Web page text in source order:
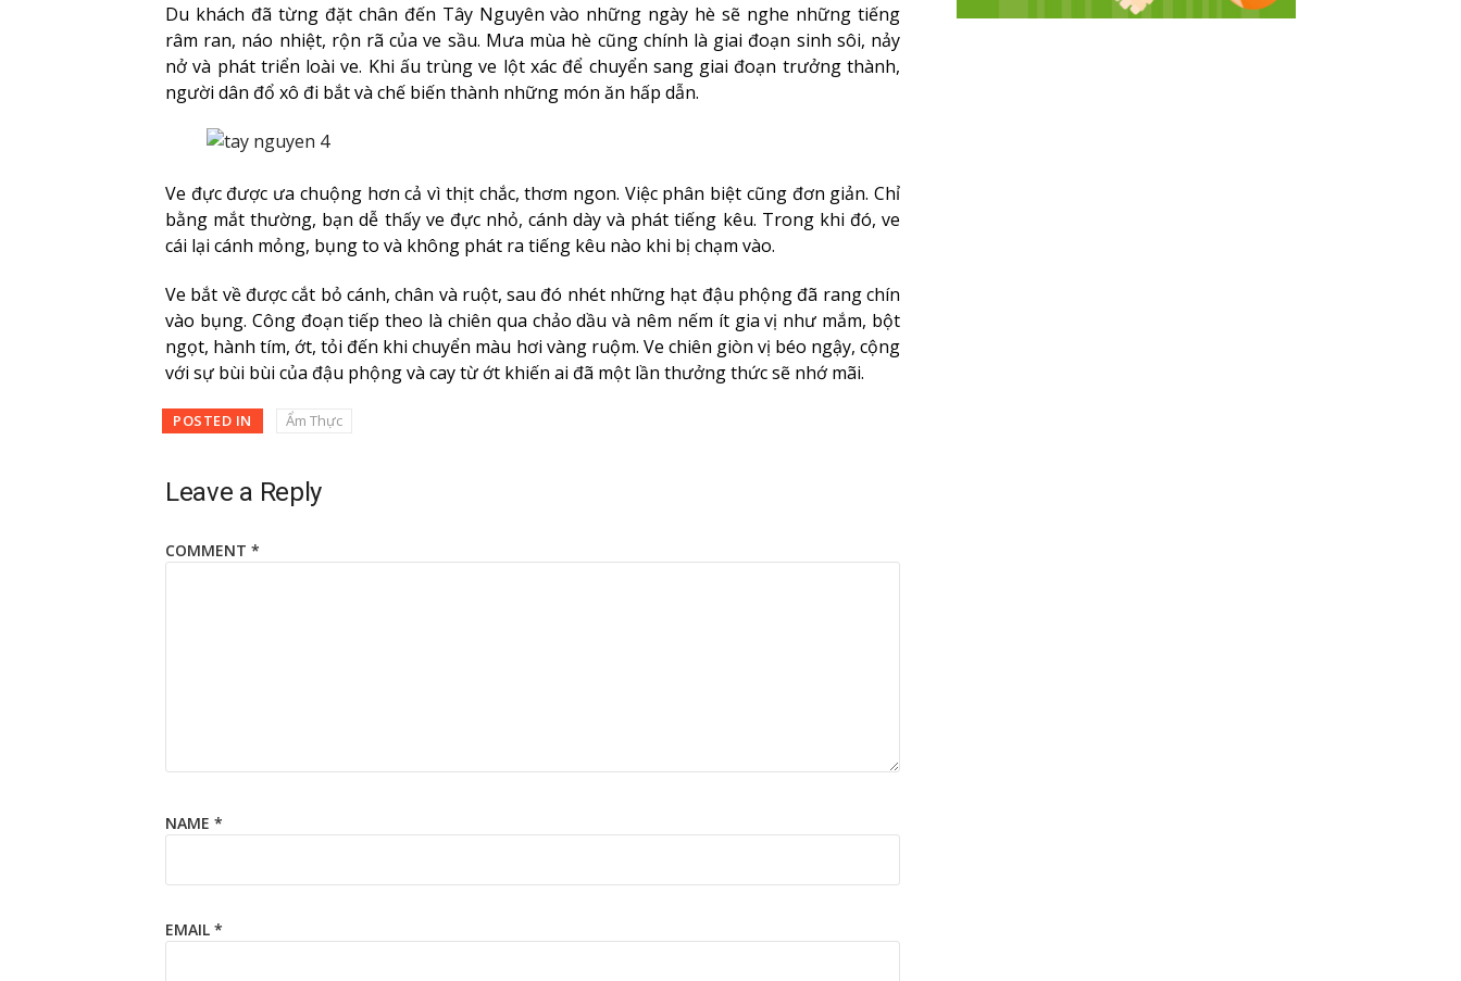
Du khách đã từng đặt chân đến Tây Nguyên vào những ngày hè sẽ nghe những tiếng
râm ran, náo nhiệt, rộn rã của ve sầu. Mưa mùa hè cũng chính là giai đoạn sinh sôi, nảy
nở và phát triển loài ve. Khi ấu trùng ve lột xác để chuyển sang giai đoạn trưởng thành,
người dân đổ xô đi bắt và chế biến thành những món ăn hấp dẫn.
Ve đực được ưa chuộng hơn cả vì thịt chắc, thơm ngon. Việc phân biệt cũng đơn giản. Chỉ
bằng mắt thường, bạn dễ thấy ve đực nhỏ, cánh dày và phát tiếng kêu. Trong khi đó, ve
cái lại cánh mỏng, bụng to và không phát ra tiếng kêu nào khi bị chạm vào.
Ve bắt về được cắt bỏ cánh, chân và ruột, sau đó nhét những hạt đậu phộng đã rang chín
vào bụng. Công đoạn tiếp theo là chiên qua chảo dầu và nêm nếm ít gia vị như mắm, bột
ngọt, hành tím, ớt, tỏi đến khi chuyển màu hơi vàng ruộm. Ve chiên giòn vị béo ngậy, cộng
với sự bùi bùi của đậu phộng và cay từ ớt khiến ai đã một lần thưởng thức sẽ nhớ mãi.
POSTED IN Ẩm Thực
Leave a Reply
COMMENT *
NAME *
EMAIL *